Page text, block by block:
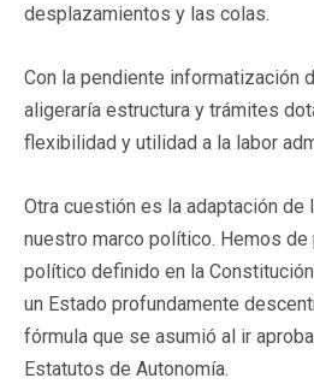
desplazamientos y las colas.
Con la pendiente informatización
aligeraría estructura y trámites
flexibilidad y utilidad a la labor
Otra cuestión es la adaptación
nuestro marco político. Hemos
político definido en la
un Estado profundamente
fórmula que se asumió al ir
Estatutos de Autonomía.